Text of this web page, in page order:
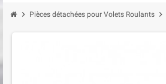
chevron_right Pièces détachées pour Volets Roulants chevron_right